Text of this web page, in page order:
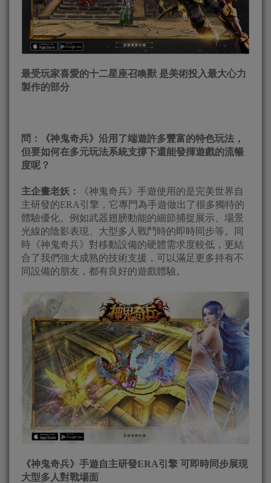
最受玩家喜愛的十二星座召喚獸 是美術投入最大心力
製作的部分
問：《神鬼奇兵》沿用了端遊許多豐富的特色玩法，
但要如何在多元玩法系統支撐下還能發揮遊戲的流暢
度呢？
主企畫老妖：
《神鬼奇兵》手遊使用的是完美世界自
主研發的ERA引擎，它專門為手遊做出了很多獨特的
體驗優化。例如武器翅膀動能的細節捕捉展示、場景
光線的陰影表現、大型多人戰鬥時的即時同步等。同
時《神鬼奇兵》對移動設備的硬體需求度較低，更結
合了我們強大成熟的技術支援，可以滿足更多持有不
同設備的朋友，都有良好的遊戲體驗。
《神鬼奇兵》手遊自主研發ERA引擎 可即時同步展現
大型多人對戰場面